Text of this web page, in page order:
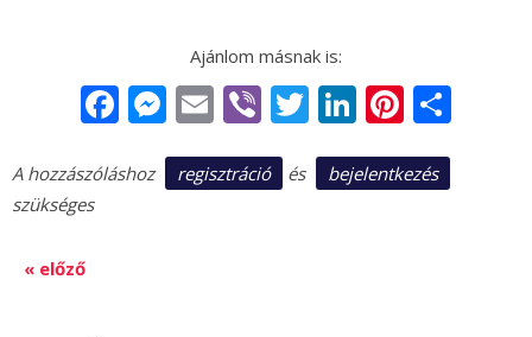
Facebook
Messenger
EmailViberTwitter
LinkedIn
A hozzászóláshoz regisztráció és
bejelentkezés
szükséges
« előző